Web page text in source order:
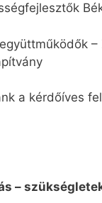
–
a kérdőíves
–